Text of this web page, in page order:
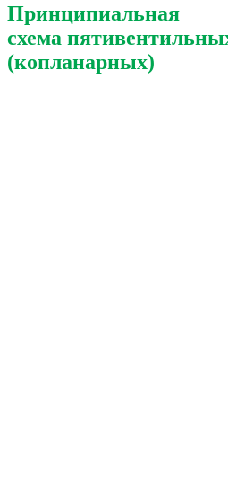
Принципиальная
схема
(копланарных)